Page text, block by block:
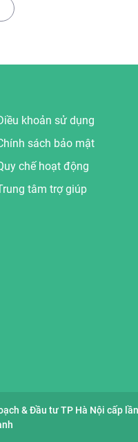
khoản sử dụng
sách bảo mật
chế hoạt động
tâm trợ giúp
& Đầu tư TP Hà Nội cấp